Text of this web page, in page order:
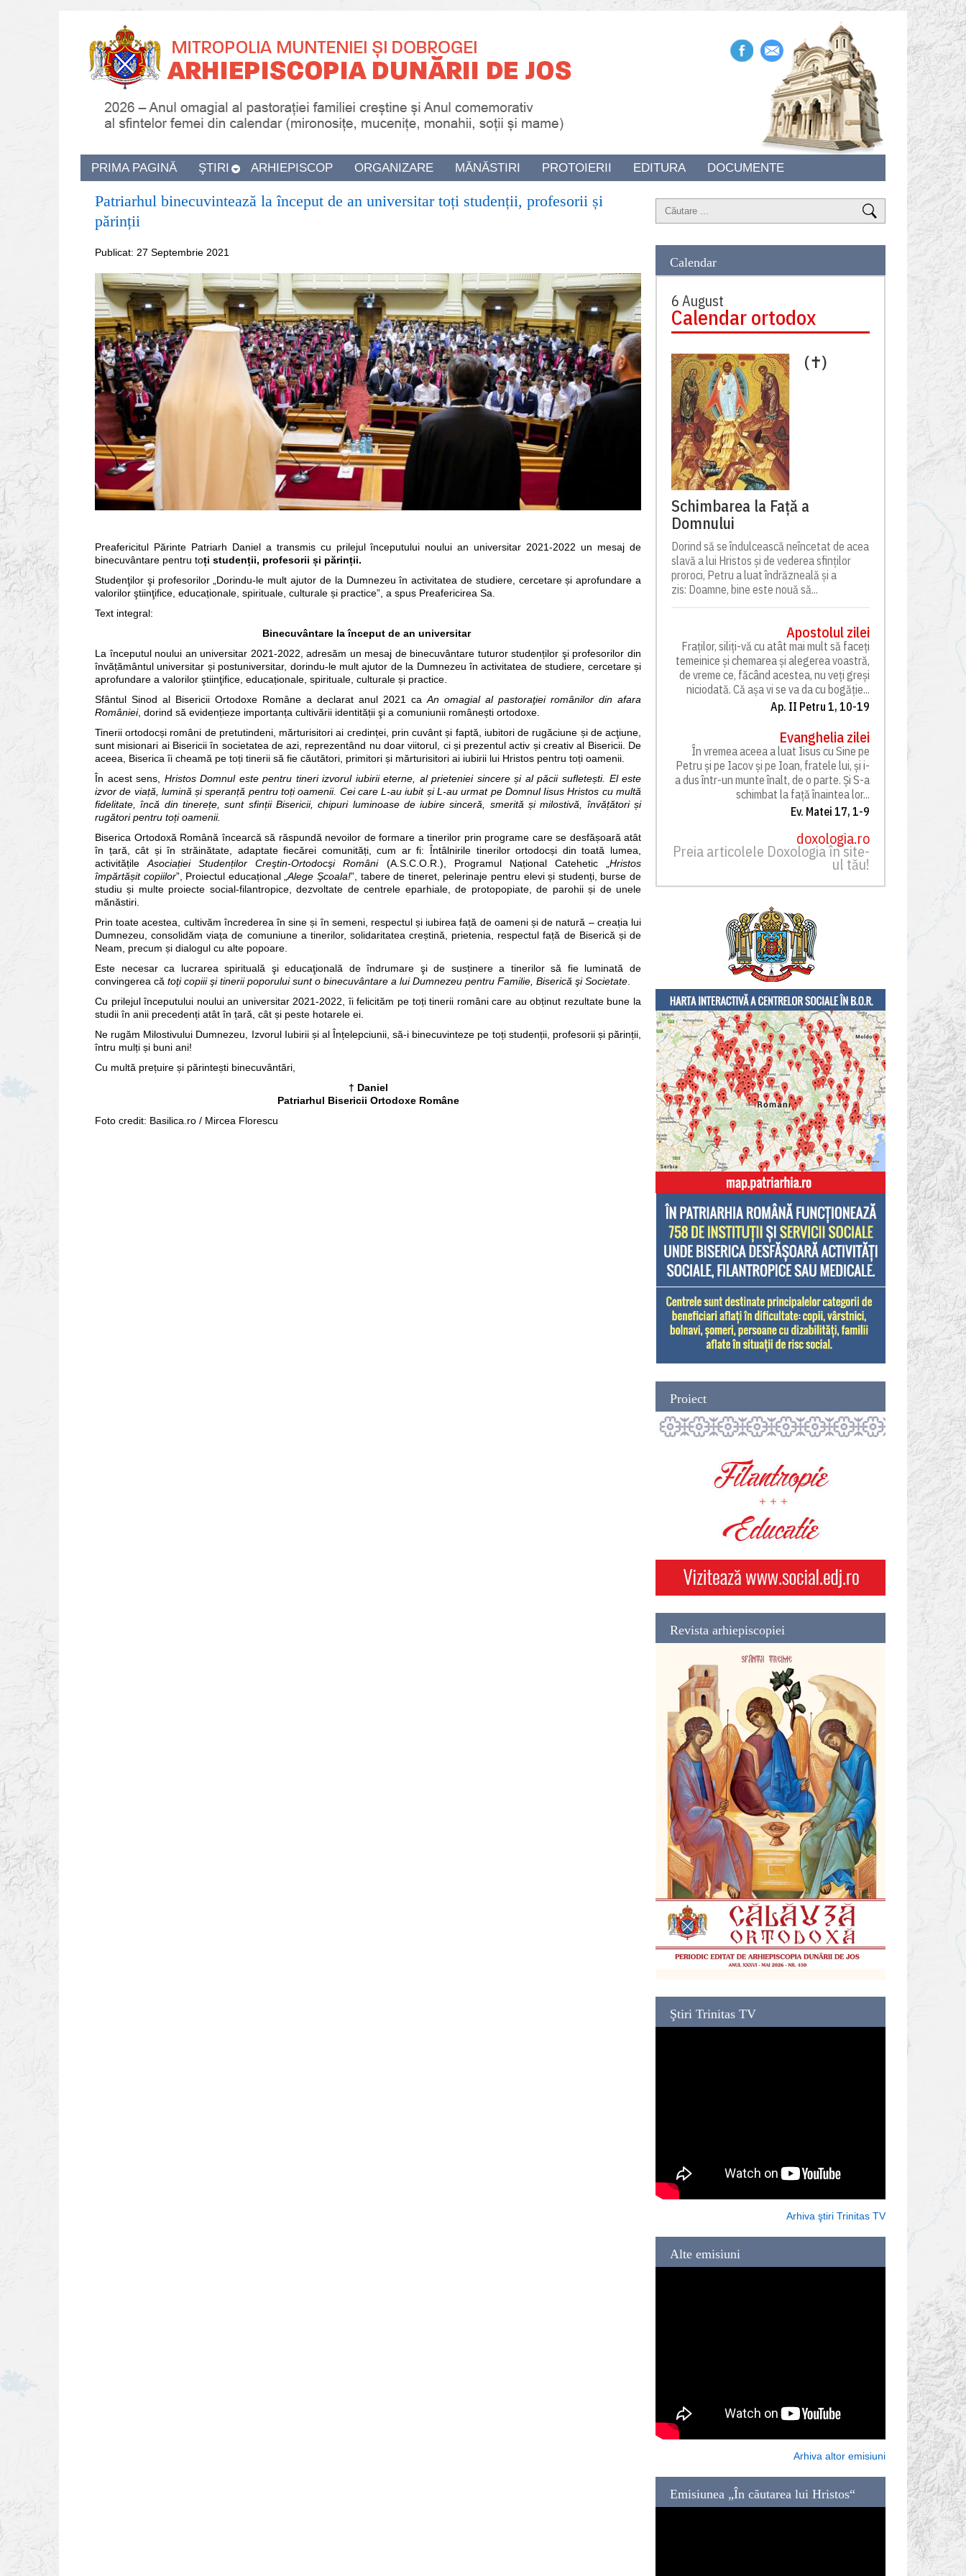
PRIMA PAGINĂ ŞTIRI ARHIEPISCOP ORGANIZARE MĂNĂSTIRI PROTOIERII EDITURA DOCUMENTE
Patriarhul binecuvintează la început de an universitar toți studenții, profesorii și
părinții
Publicat: 27 Septembrie 2021
Preafericitul Părinte Patriarh Daniel a transmis cu prilejul începutului noului an universitar 2021-2022 un mesaj de
binecuvântare pentru toți studenții, profesorii și părinții.
Studenţilor şi profesorilor „Dorindu-le mult ajutor de la Dumnezeu în activitatea de studiere, cercetare și aprofundare a
valorilor ştiinţifice, educaționale, spirituale, culturale și practice”, a spus Preafericirea Sa.
Text integral:
Binecuvântare la început de an universitar
La începutul noului an universitar 2021-2022, adresăm un mesaj de binecuvântare tuturor studenților şi profesorilor din
învățământul universitar și postuniversitar, dorindu-le mult ajutor de la Dumnezeu în activitatea de studiere, cercetare și
aprofundare a valorilor ştiinţifice, educaționale, spirituale, culturale și practice.
Sfântul Sinod al Bisericii Ortodoxe Române a declarat anul 2021 caAn omagial al pastoraţiei românilor din afara
României, dorind să evidențieze importanța cultivării identității şi a comuniunii românești ortodoxe.
Tinerii ortodocși români de pretutindeni, mărturisitori ai credinței, prin cuvânt și faptă, iubitori de rugăciune și de acţiune,
sunt misionari ai Bisericii în societatea de azi, reprezentând nu doar viitorul, ci și prezentul activ și creativ al Bisericii. De
aceea, Biserica îi cheamă pe toți tinerii să fie căutători, primitori și mărturisitori ai iubirii lui Hristos pentru toți oamenii.
În acest sens, Hristos Domnul este pentru tineri izvorul iubirii eterne, al prieteniei sincereși al păcii sufletești. El este
izvor de viață, luminăși speranță pentru toți oamenii. Cei care L-au iubit și L-au urmat pe Domnul Iisus Hristos cu multă
fidelitate, încă din tinerețe, sunt sfinții Bisericii, chipuri luminoase de iubire sinceră, smerităși milostivă, învățători și
rugători pentru toți oamenii.
Biserica Ortodoxă Română încearcă să răspundă nevoilor de formare a tinerilor prin programe care se desfășoară atât
în țară, cât și în străinătate, adaptate fiecărei comunități, cum ar fi: Întâlnirile tinerilor ortodocși din toată lumea,
activitățileAsociației Studenților Creştin-Ortodocşi Români(A.S.C.O.R.), Programul Național Catehetic „Hristos
împărtășit copiilor”, Proiectul educațional „Alege Şcoala!”, tabere de tineret, pelerinaje pentru elevi și studenți, burse de
studiu și multe proiecte social-filantropice, dezvoltate de centrele eparhiale, de protopopiate, de parohii și de unele
mănăstiri.
Prin toate acestea, cultivăm încrederea în sine și în semeni, respectul și iubirea față de oameni și de natură – creația lui
Dumnezeu, consolidăm viața de comuniune a tinerilor, solidaritatea creștină, prietenia, respectul față de Biserică și de
Neam, precum și dialogul cu alte popoare.
Este necesar ca lucrarea spirituală şi educaţională de îndrumare şi de susținere a tinerilor să fie luminată de
convingerea că toţi copiii şi tinerii poporului sunt o binecuvântare a lui Dumnezeu pentru Familie, Biserică şi Societate.
Cu prilejul începutului noului an universitar 2021-2022, îi felicităm pe toți tinerii români care au obținut rezultate bune la
studii în anii precedenți atât în țară, cât și peste hotarele ei.
Ne rugăm Milostivului Dumnezeu, Izvorul Iubirii și al Înțelepciunii, să-i binecuvinteze pe toți studenții, profesorii și părinții,
întru mulți și buni ani!
Cu multă prețuire și părintești binecuvântări,
† Daniel
Patriarhul Bisericii Ortodoxe Române
Foto credit: Basilica.ro / Mircea Florescu
Calendar
6 August
Calendar ortodox
(✝)
Schimbarea la Față a
Domnului
Dorind să se îndulcească neîncetat de acea
slavă a lui Hristos și de vederea sfinților
proroci, Petru a luat îndrăzneală și a
zis: Doamne, bine este nouă să...
Apostolul zilei
Fraților, siliți-vă cu atât mai mult să faceți
temeinice și chemarea și alegerea voastră,
de vreme ce, făcând acestea, nu veți greși
niciodată. Că așa vi se va da cu bogăție...
Ap. II Petru 1, 10-19
Evanghelia zilei
În vremea aceea a luat Iisus cu Sine pe
Petru și pe Iacov și pe Ioan, fratele lui, și i-
a dus într-un munte înalt, de o parte. Și S-a
schimbat la față înaintea lor...
Ev. Matei 17, 1-9
doxologia.ro
Preia articolele Doxologia în site-
ul tău!
Proiect
Revista arhiepiscopiei
Ştiri Trinitas TV
Arhiva ştiri Trinitas TV
Alte emisiuni
Arhiva altor emisiuni
Emisiunea „În căutarea lui Hristos“